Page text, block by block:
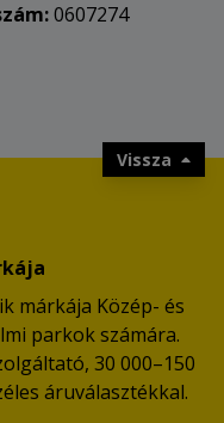
0607274
Vissza
márkája Közép- és
parkok számára.
30 000–150
áruválasztékkal.